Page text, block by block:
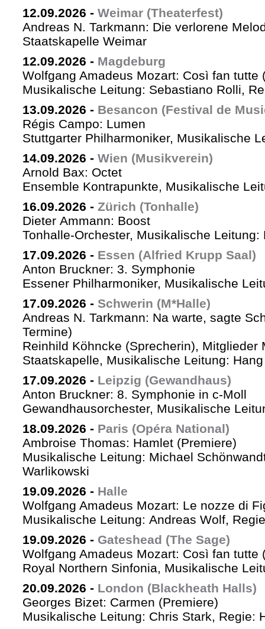
12.09.2026 - Weimar (Theaterfest)
Andreas N. Tarkmann: Die verlorene
Staatskapelle Weimar
12.09.2026 - Magdeburg
Wolfgang Amadeus Mozart: Così fan tutte
Musikalische Leitung: Sebastiano Rolli,
13.09.2026 - Besancon (Festival de
Régis Campo: Lumen
Stuttgarter Philharmoniker, Musikalische
14.09.2026 - Wien (Musikverein)
Arnold Bax: Octet
Ensemble Kontrapunkte, Musikalische
16.09.2026 - Zürich (Tonhalle)
Dieter Ammann: Boost
Tonhalle-Orchester, Musikalische Leitung:
17.09.2026 - Essen (Alfried Krupp Saal)
Anton Bruckner: 3. Symphonie
Essener Philharmoniker, Musikalische
17.09.2026 - Schwerin (M*Halle)
Andreas N. Tarkmann: Na warte, sagte
Termine)
Reinhild Köhncke (Sprecherin), Mitglieder
Staatskapelle, Musikalische Leitung:
17.09.2026 - Leipzig (Gewandhaus)
Anton Bruckner: 8. Symphonie in c-Moll
Gewandhausorchester, Musikalische
18.09.2026 - Paris (Opéra National)
Ambroise Thomas: Hamlet (Premiere)
Musikalische Leitung: Michael
Warlikowski
19.09.2026 - Halle
Wolfgang Amadeus Mozart: Le nozze di
Musikalische Leitung: Andreas Wolf,
19.09.2026 - Gateshead (The Sage)
Wolfgang Amadeus Mozart: Così fan tutte
Royal Northern Sinfonia, Musikalische
20.09.2026 - London (Blackheath Halls)
Georges Bizet: Carmen (Premiere)
Musikalische Leitung: Chris Stark, Regie: